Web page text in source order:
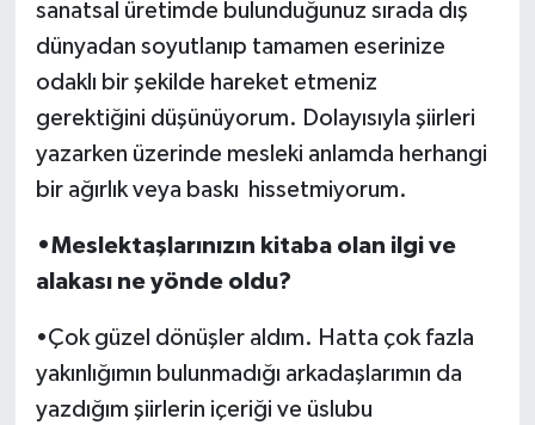
sanatsal üretimde bulunduğunuz sırada dış
dünyadan soyutlanıp tamamen eserinize
odaklı bir şekilde hareket etmeniz
gerektiğini düşünüyorum. Dolayısıyla şiirleri
yazarken üzerinde mesleki anlamda herhangi
bir ağırlık veya baskı hissetmiyorum.
•Meslektaşlarınızın kitaba olan ilgi ve
alakası ne yönde oldu?
•Çok güzel dönüşler aldım. Hatta çok fazla
yakınlığımın bulunmadığı arkadaşlarımın da
yazdığım şiirlerin içeriği ve üslubu